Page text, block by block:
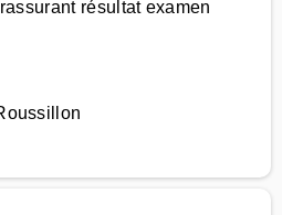
résultat examen